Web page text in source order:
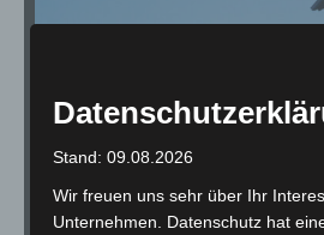
Stand: 09.08.2026
Wir freuen uns sehr über Ihr
Unternehmen. Datenschutz hat